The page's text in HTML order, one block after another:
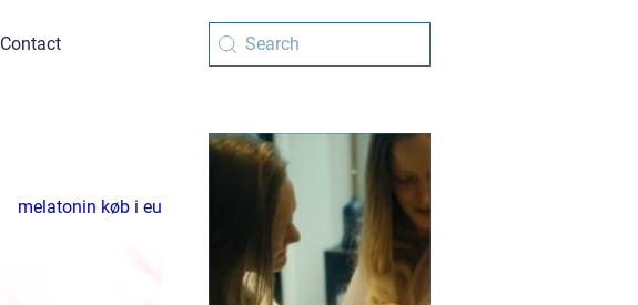
Contact
melatonin køb i eu